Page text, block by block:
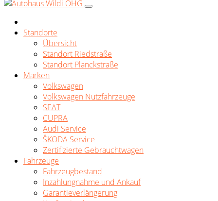
Standorte
Übersicht
Standort Riedstraße
Standort Planckstraße
Marken
Volkswagen
Volkswagen Nutzfahrzeuge
SEAT
CUPRA
Audi Service
ŠKODA Service
Zertifizierte Gebrauchtwagen
Fahrzeuge
Fahrzeugbestand
Inzahlungnahme und Ankauf
Garantieverlängerung